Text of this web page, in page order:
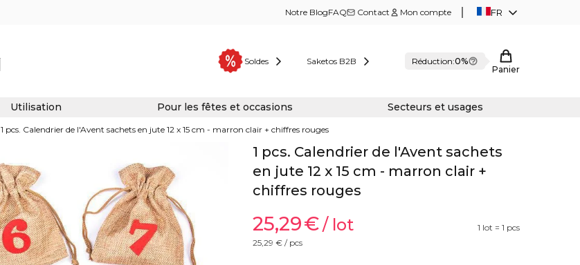
Notre BlogFAQ Contact Mon compte FR
Soldes
Saketos B2B Réduction:0%
Panier
Utilisation Pour les fêtes et occasions Secteurs et usages
1 pcs. Calendrier de l'Avent sachets en jute 12 x 15 cm - marron clair + chiffres rouges
1 pcs. Calendrier de l'Avent sachets
en jute 12 x 15 cm - marron clair +
chiffres rouges
25,29€/ lot
1 lot = 1 pcs
25,29 € / pcs